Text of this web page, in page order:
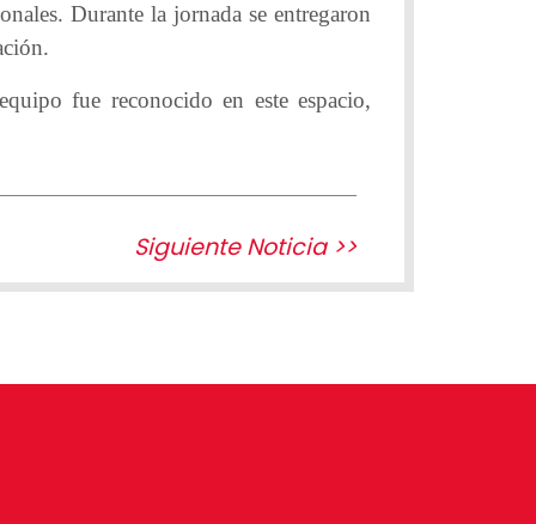
Durante la jornada se entregaron
fue reconocido en este espacio,
Siguiente Noticia >>